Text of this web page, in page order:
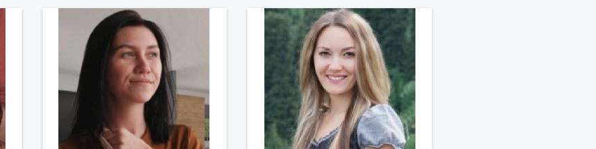
ce que cela pourrait donner. Je
reste optimiste sur l'avenir et
vous ?